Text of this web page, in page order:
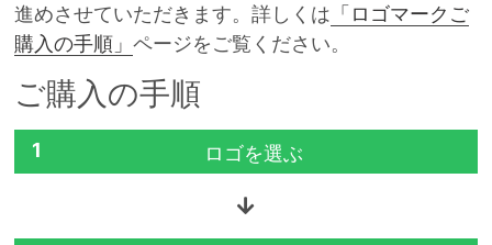
進めさせていただきます。詳しくは 「ロゴマークご
購入の手順」ページをご覧ください。
ご購入の手順
1 ロゴを選ぶ